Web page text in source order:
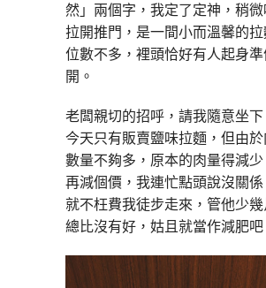
然」兩個字，我定了定神，稍微
拉開推門，是一間小而溫馨的
位數不多，裡頭恰好有人起身
開。
老闆親切的招呼，請我隨意坐
今天只有販賣鹽味拉麵，但由
數量不夠多，原本的肉量得減
再減個價，我連忙點頭說沒關
就不枉費我徒步走來，管他少
總比沒有好，姑且就當作減肥吧